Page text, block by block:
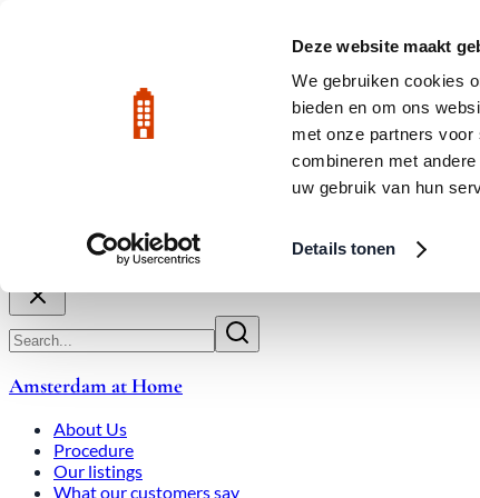
Deze website maakt
We gebruiken cookies
bieden en om ons
met onze partners
combineren met
uw gebruik van hun
Details tonen
Amsterdam at Home
About Us
Procedure
Our listings
What our customers say